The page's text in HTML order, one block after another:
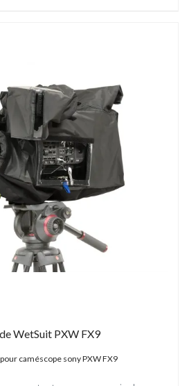
WetSuit PXW FX9
caméscope sony PXW FX9